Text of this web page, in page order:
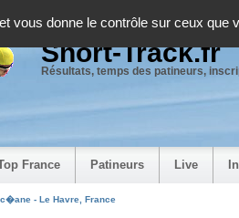
vous donne le contrôle sur ceux que
Short-Track.fr
Résultats, temps des patineurs,
France Patineurs Live
- Le Havre, France